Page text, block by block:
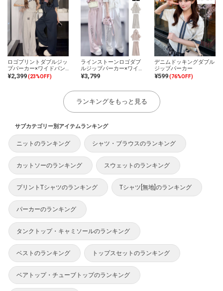
ロゴプリントダブルジッ
プパーカー×ワイドパン
ツセットアップ
¥2,399(23%OFF)
ラインストーンロゴダブ
ルジップパーカー×ワイ
ドパンツセットアップ
¥3,799
デニムドッキングダブル
ジップパーカー
¥599 (76%OFF)
ランキングをもっと見る
サブカテゴリー別アイテムランキング
ニットのランキング シャツ・ブラウスのランキング
カットソーのランキング スウェットのランキング
プリントTシャツのランキング Tシャツ[無地]のランキング
パーカーのランキング
タンクトップ・キャミソールのランキング
ベストのランキング トップスセットのランキング
ベアトップ・チューブトップのランキング